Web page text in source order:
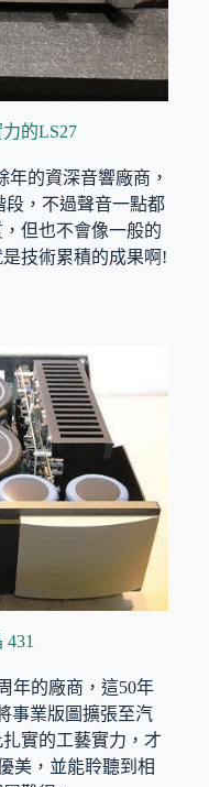
的LS27
年的資深音響廠商，
段，不過聲音一點都
但也不會像一般的
技術累積的成果啊!
431
年的廠商，這50年
事業版圖擴張至汽
實的工藝實力，才
美，並能聆聽到相